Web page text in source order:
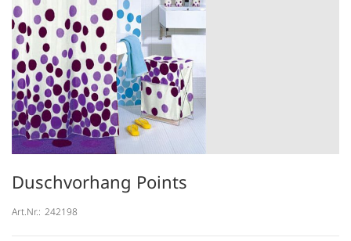
Duschvorhang Points
Art.Nr.: 242198